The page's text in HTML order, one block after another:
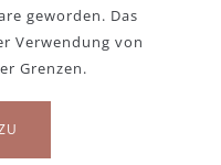
geworden. Das
Verwendung von
Grenzen.